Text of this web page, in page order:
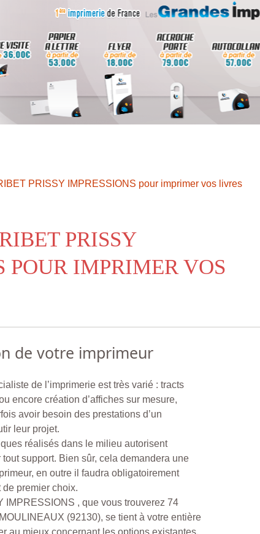
PRISSY IMPRESSIONS pour imprimer vos livres
PRISSY
POUR IMPRIMER VOS
de votre imprimeur
de l’imprimerie est très varié : tracts
encore création d’affiches sur mesure,
avoir besoin des prestations d’un
leur projet.
réalisés dans le milieu autorisent
support. Bien sûr, cela demandera une
en outre il faudra obligatoirement
de premier choix.
IMPRESSIONS , que vous trouverez 74
(92130), se tient à votre entière
au mieux concernant les options existantes.